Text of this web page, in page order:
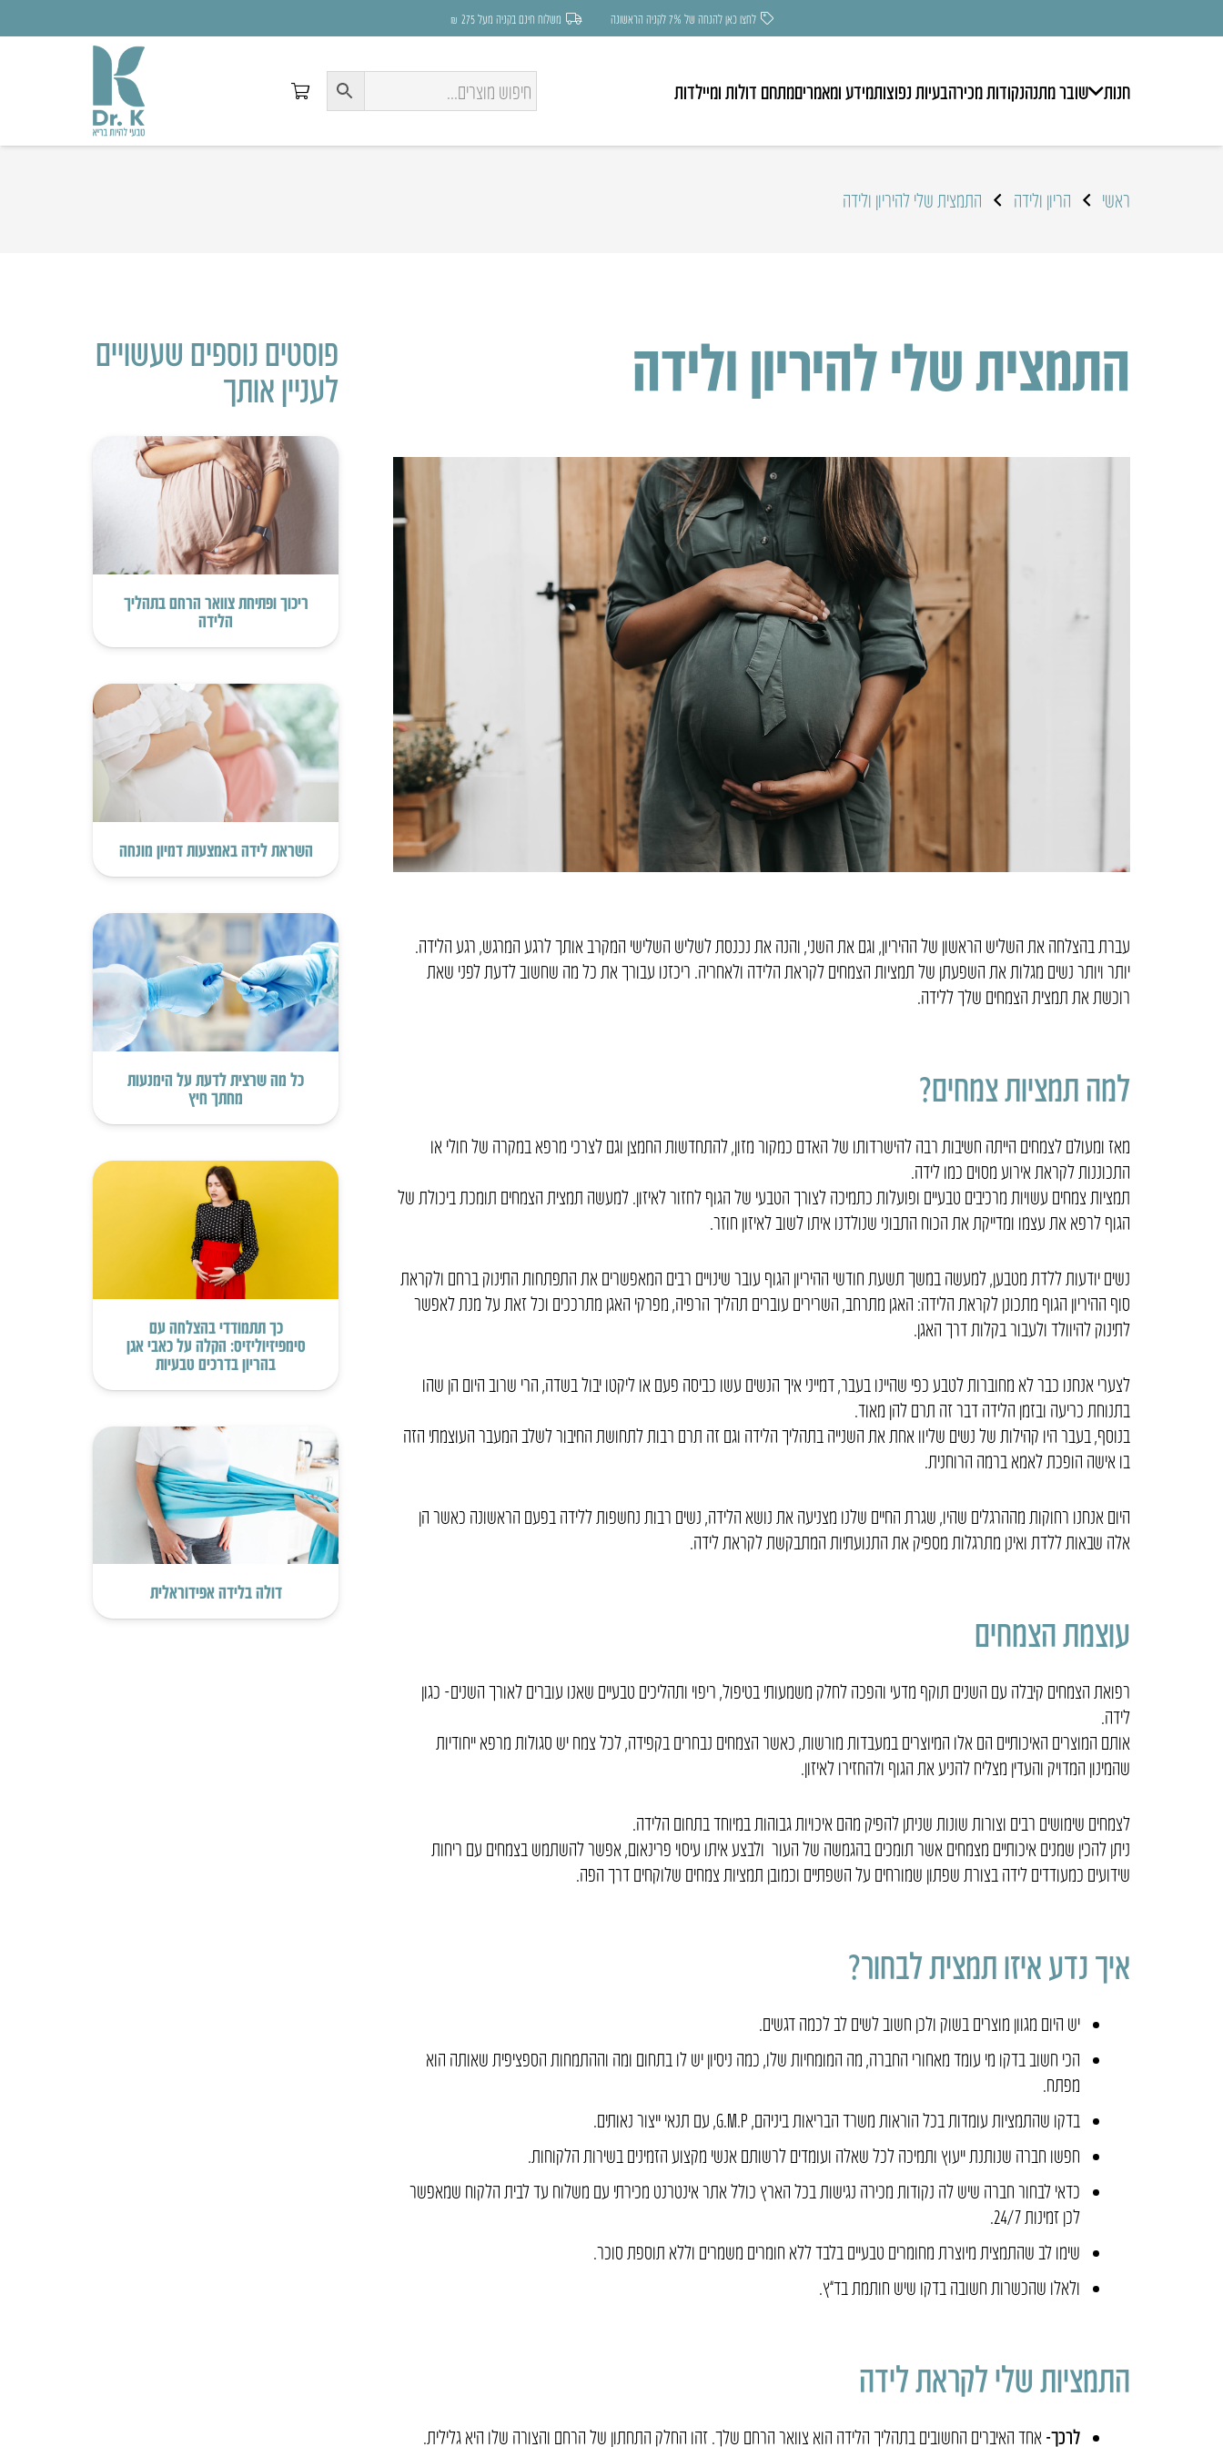
לחצו כאן להנחה של 7% לקניה הראשונה משלוח חינם בקניה מעל 275 ₪
חנות שובר מתנהנקודות מכירהבעיות נפוצותמידע ומאמריםמתחם דולות ומיילדות
ראשי הריון ולידה התמצית שלי להיריון ולידה
התמצית שלי להיריון ולידה
עברת בהצלחה את השליש הראשון של ההיריון, וגם את השני, והנה את נכנסת לשליש השלישי המקרב אותך לרגע המרגש, רגע הלידה.
יותר ויותר נשים מגלות את השפעתן של תמציות הצמחים לקראת הלידה ולאחריה. ריכזנו עבורך את כל מה שחשוב לדעת לפני שאת
רוכשת את תמצית הצמחים שלך ללידה.
למה תמציות צמחים?
מאז ומעולם לצמחים הייתה חשיבות רבה להישרדותו של האדם כמקור מזון, להתחדשות החמצן וגם לצרכי מרפא במקרה של חולי או
התכוננות לקראת אירוע מסוים כמו לידה.
תמציות צמחים עשויות מרכיבים טבעיים ופועלות כתמיכה לצורך הטבעי של הגוף לחזור לאיזון. למעשה תמצית הצמחים תומכת ביכולת של
הגוף לרפא את עצמו ומדייקת את הכוח התבוני שנולדנו איתו לשוב לאיזון חוזר.
נשים יודעות ללדת מטבען, למעשה במשך תשעת חודשי ההיריון הגוף עובר שינויים רבים המאפשרים את התפתחות התינוק ברחם ולקראת
סוף ההיריון הגוף מתכונן לקראת הלידה: האגן מתרחב, השרירים עוברים תהליך הרפיה, מפרקי האגן מתרככים וכל זאת על מנת לאפשר
לתינוק להיוולד ולעבור בקלות דרך האגן.
לצערי אנחנו כבר לא מחוברות לטבע כפי שהיינו בעבר, דמייני איך הנשים עשו כביסה פעם או ליקטו יבול בשדה, הרי שרוב היום הן שהו
בתנוחת כריעה ובזמן הלידה דבר זה תרם להן מאוד.
בנוסף, בעבר היו קהילות של נשים שליוו אחת את השנייה בתהליך הלידה וגם זה תרם רבות לתחושת החיבור לשלב המעבר העוצמתי הזה
בו אישה הופכת לאמא ברמה הרוחנית.
היום אנחנו רחוקות מההרגלים שהיו, שגרת החיים שלנו מצניעה את נושא הלידה, נשים רבות נחשפות ללידה בפעם הראשונה כאשר הן
אלה שבאות ללדת ואינן מתרגלות מספיק את התנועתיות המתבקשת לקראת לידה.
עוצמת הצמחים
רפואת הצמחים קיבלה עם השנים תוקף מדעי והפכה לחלק משמעותי בטיפול, ריפוי ותהליכים טבעיים שאנו עוברים לאורך השנים- כגון
לידה.
אותם המוצרים האיכותיים הם אלו המיוצרים במעבדות מורשות, כאשר הצמחים נבחרים בקפידה, לכל צמח יש סגולות מרפא ייחודיות
שהמינון המדויק והעדין מצליח להניע את הגוף ולהחזירו לאיזון.
לצמחים שימושים רבים וצורות שונות שניתן להפיק מהם איכויות גבוהות במיוחד בתחום הלידה.
ניתן להכין שמנים איכותיים מצמחים אשר תומכים בהגמשה של העור ולבצע איתו עיסוי פרינאום, אפשר להשתמש בצמחים עם ריחות
שידועים כמעודדים לידה בצורת שפתון שמורחים על השפתיים וכמובן תמציות צמחים שלוקחים דרך הפה.
איך נדע איזו תמצית לבחור?
יש היום מגוון מוצרים בשוק ולכן חשוב לשים לב לכמה דגשים.
הכי חשוב בדקו מי עומד מאחורי החברה, מה המומחיות שלו, כמה ניסיון יש לו בתחום ומה וההתמחות הספציפית שאותה הוא
מפתח.
בדקו שהתמציות עומדות בכל הוראות משרד הבריאות ביניהם, G.M.P, עם תנאי ייצור נאותים.
חפשו חברה שנותנת ייעוץ ותמיכה לכל שאלה ועומדים לרשותם אנשי מקצוע הזמינים בשירות הלקוחות.
כדאי לבחור חברה שיש לה נקודות מכירה נגישות בכל הארץ כולל אתר אינטרנט מכירתי עם משלוח עד לבית הלקוח שמאפשר
לכן זמינות 24/7.
שימו לב שהתמצית מיוצרת מחומרים טבעיים בלבד ללא חומרים משמרים וללא תוספת סוכר.
ולאלו שהכשרות חשובה בדקו שיש חותמת בד”ץ.
התמציות שלי לקראת לידה
לרכך- אחד האיברים החשובים בתהליך הלידה הוא צוואר הרחם שלך. זהו החלק התחתון של הרחם והצורה שלו היא גלילית.
פוסטים נוספים שעשויים
לעניין אותך
ריכוך ופתיחת צוואר הרחם בתהליך
הלידה
השראת לידה באמצעות דמיון מונחה
כל מה שרצית לדעת על הימנעות
מחתך חיץ
כך תתמודדי בהצלחה עם
סימפיזיוליזיס: הקלה על כאבי אגן
בהריון בדרכים טבעיות
דולה בלידה אפידוראלית